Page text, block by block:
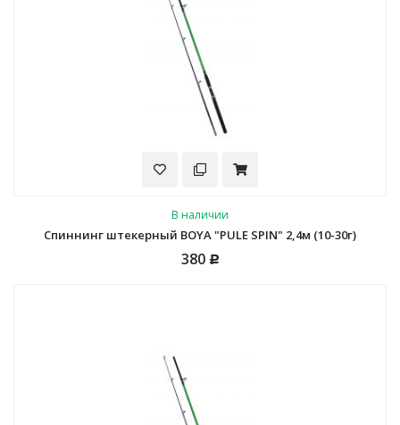
В наличии
Спиннинг штекерный BOYA "PULE SPIN" 2,4м (10-30г)
380 Р